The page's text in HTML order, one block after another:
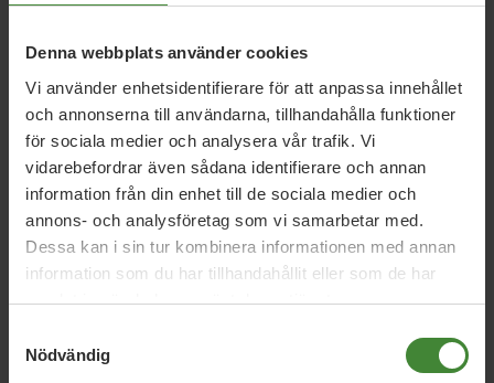
Denna webbplats använder cookies
Vi använder enhetsidentifierare för att anpassa innehållet
och annonserna till användarna, tillhandahålla funktioner
för sociala medier och analysera vår trafik. Vi
vidarebefordrar även sådana identifierare och annan
information från din enhet till de sociala medier och
annons- och analysföretag som vi samarbetar med.
Dessa kan i sin tur kombinera informationen med annan
information som du har tillhandahållit eller som de har
samlat in när du har använt deras tjänster.
Nödvändig
Miljöpartiet: Sverige måste ställa krav på
nya datacenter
3 augusti 2026
Pride är över – nu fortsätter kampen för
hbtqi-personers rättigheter
30 juli 2026